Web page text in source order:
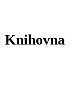
Knihovna